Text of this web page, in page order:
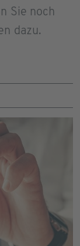
Sie noch
dazu.